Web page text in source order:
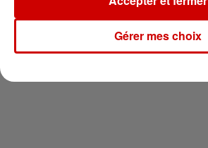
Newsletter
Gérer mes choix